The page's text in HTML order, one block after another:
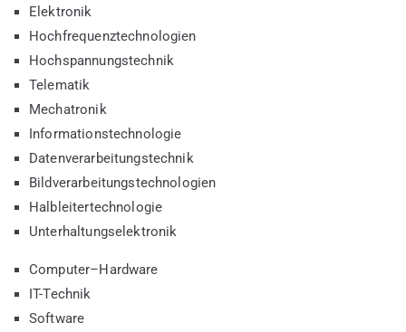
Elektronik
Hochfrequenztechnologien
Hochspannungstechnik
Telematik
Mechatronik
Informationstechnologie
Datenverarbeitungstechnik
Bildverarbeitungstechnologien
Halbleitertechnologie
Unterhaltungselektronik
Computer–Hardware
IT-Technik
Software